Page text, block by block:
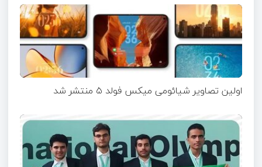
اولین تصاویر شیائومی میکس فولد ۵ منتشر شد